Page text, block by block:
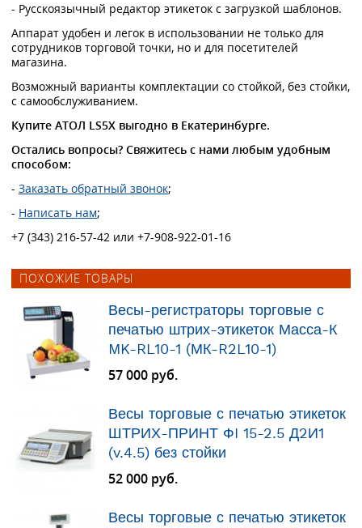
- Русскоязычный редактор этикеток с загрузкой шаблонов.
Аппарат удобен и легок в использовании не только для
сотрудников торговой точки, но и для посетителей
магазина.
Возможный варианты комплектации со стойкой, без стойки,
с самообслуживанием.
Купите АТОЛ LS5X выгодно в Екатеринбурге.
Остались вопросы? Свяжитесь с нами любым удобным
способом:
- Заказать обратный звонок;
- Написать нам;
+7 (343) 216-57-42 или +7-908-922-01-16
ПОХОЖИЕ ТОВАРЫ
Весы-регистраторы торговые с
печатью штрих-этикеток Масса-К
MK-RL10-1 (МК-R2L10-1)
57 000 руб.
Весы торговые с печатью этикеток
ШТРИХ-ПРИНТ ФI 15-2.5 Д2И1
(v.4.5) без стойки
52 000 руб.
Весы торговые с печатью этикеток